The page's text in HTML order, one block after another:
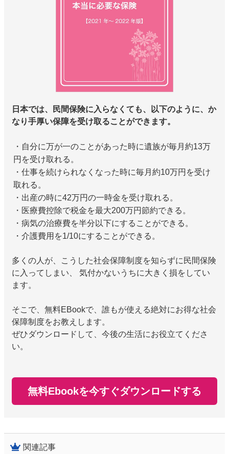
日本では、民間保険に入らなくても、以下のように、か
なり手厚い保障を受け取ることができます。
・自分に万が一のことがあった時に遺族が毎月約13万
円を受け取れる。
・仕事を続けられなくなった時に毎月約10万円を受け
取れる。
・出産の時に42万円の一時金を受け取れる。
・医療費控除で税金を最大200万円節約できる。
・病気の治療費を半分以下にすることができる。
・介護費用を1/10にすることができる。
多くの人が、こうした社会保障制度を知らずに民間保険
に入ってしまい、 気付かないうちに大きく損をしてい
ます。
そこで、無料EBookで、誰もが使える絶対にお得な社会
保障制度をお教えします。
ぜひダウンロードして、今後の生活にお役立てくださ
い。
無料Ebookを今すぐダウンロードする
関連記事